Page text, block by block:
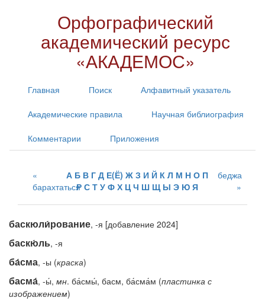
Орфографический
академический ресурс
«АКАДЕМОС»
Главная Поиск Алфавитный указатель
Академические правила Научная библиография
Комментарии Приложения
барахтаться
А Б В Г Д Е(Ё) Ж З И Й К Л М Н О П
Р С Т У Ф Х Ц Ч Ш Щ Ы Э Ю Я
беджа
баскюли́рование, -я [добавление 2024]
баскю́ль, -я
ба́сма, -ы (краска)
басма́, -ы́, мн. ба́смы́, басм, ба́сма́м (пластинка с
изображением)